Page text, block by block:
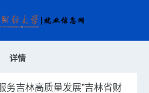
详情
务吉林高质量发展”吉林省财